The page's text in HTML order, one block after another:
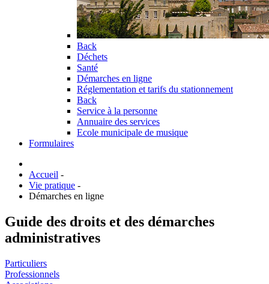
Back
Déchets
Santé
Démarches en ligne
Réglementation et tarifs du stationnement
Back
Service à la personne
Annuaire des services
Ecole municipale de musique
Formulaires
Accueil -
Vie pratique -
Démarches en ligne
Guide des droits et des démarches
administratives
Particuliers
Professionnels